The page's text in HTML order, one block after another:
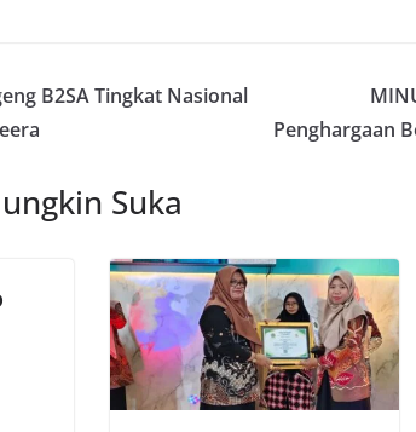
B2SA Tingkat Nasional
Penghargaan
Suka